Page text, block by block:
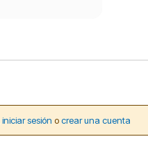
iniciar sesión ocrear una cuenta